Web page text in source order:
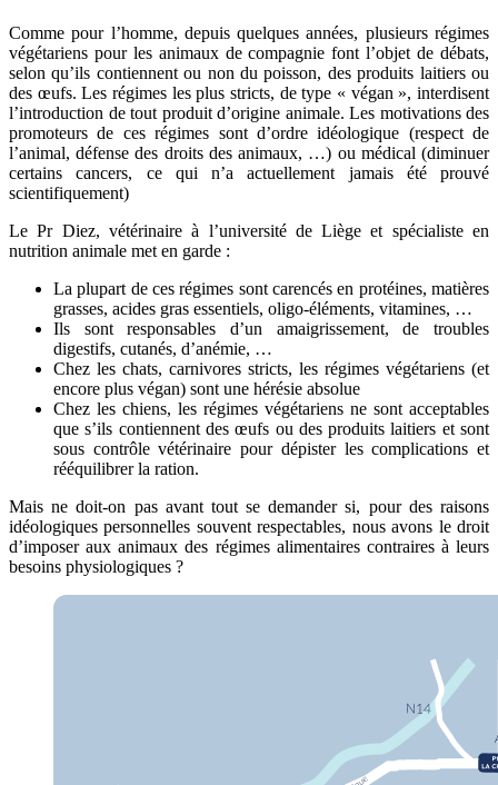
Comme pour l’homme, depuis quelques années, plusieurs régimes
végétariens pour les animaux de compagnie font l’objet de débats,
selon qu’ils contiennent ou non du poisson, des produits laitiers ou
des œufs. Les régimes les plus stricts, de type « végan », interdisent
l’introduction de tout produit d’origine animale. Les motivations des
promoteurs de ces régimes sont d’ordre idéologique (respect de
l’animal, défense des droits des animaux, …) ou médical (diminuer
certains cancers, ce qui n’a actuellement jamais été prouvé
scientifiquement)
Le Pr Diez, vétérinaire à l’université de Liège et spécialiste en
nutrition animale met en garde :
La plupart de ces régimes sont carencés en protéines, matières
grasses, acides gras essentiels, oligo-éléments, vitamines, …
Ils sont responsables d’un amaigrissement, de troubles
digestifs, cutanés, d’anémie, …
Chez les chats, carnivores stricts, les régimes végétariens (et
encore plus végan) sont une hérésie absolue
Chez les chiens, les régimes végétariens ne sont acceptables
que s’ils contiennent des œufs ou des produits laitiers et sont
sous contrôle vétérinaire pour dépister les complications et
rééquilibrer la ration.
Mais ne doit-on pas avant tout se demander si, pour des raisons
idéologiques personnelles souvent respectables, nous avons le droit
d’imposer aux animaux des régimes alimentaires contraires à leurs
besoins physiologiques ?